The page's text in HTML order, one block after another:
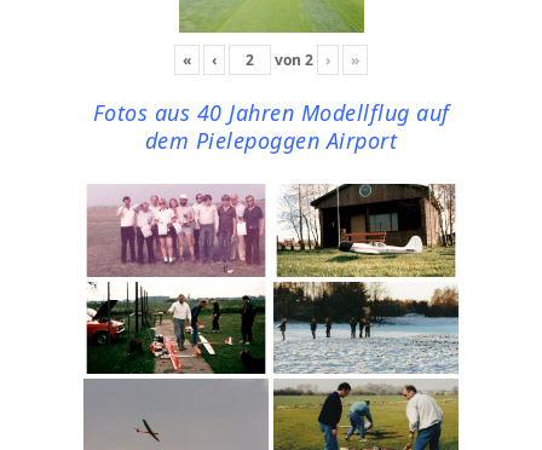
« ‹ von 2 › »
Fotos aus 40 Jahren Modellflug auf
dem Pielepoggen Airport